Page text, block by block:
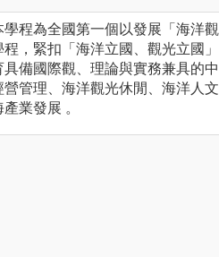
程為全國第一個以發展「海洋觀
，緊扣「海洋立國、觀光立國」
備國際觀、理論與實務兼具的中
管理、海洋觀光休閒、海洋人文
業發展 。